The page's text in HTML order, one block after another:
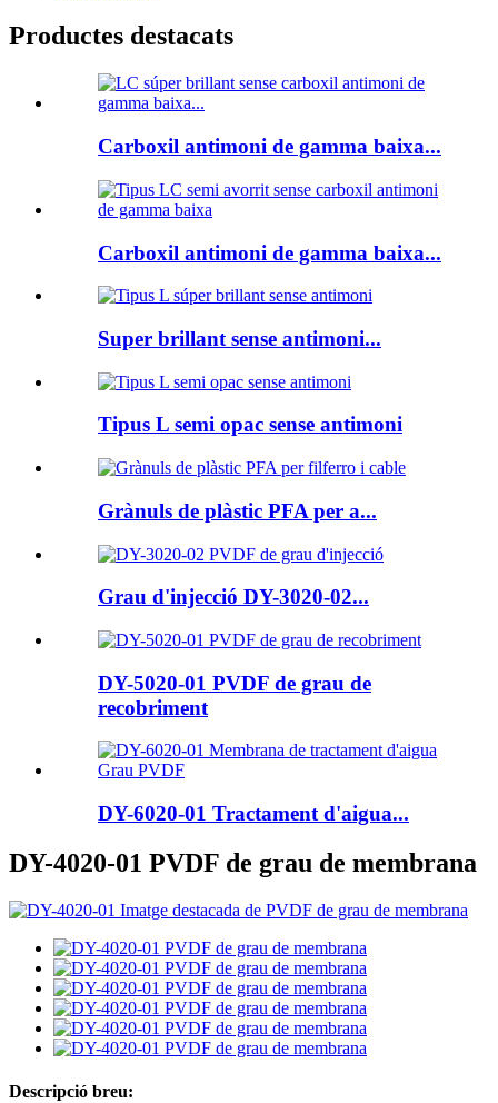
Productes destacats
Carboxil antimoni de gamma baixa...
Carboxil antimoni de gamma baixa...
Super brillant sense antimoni...
Tipus L semi opac sense antimoni
Grànuls de plàstic PFA per a...
Grau d'injecció DY-3020-02...
DY-5020-01 PVDF de grau de
recobriment
DY-6020-01 Tractament d'aigua...
DY-4020-01 PVDF de grau de membrana
Descripció breu: